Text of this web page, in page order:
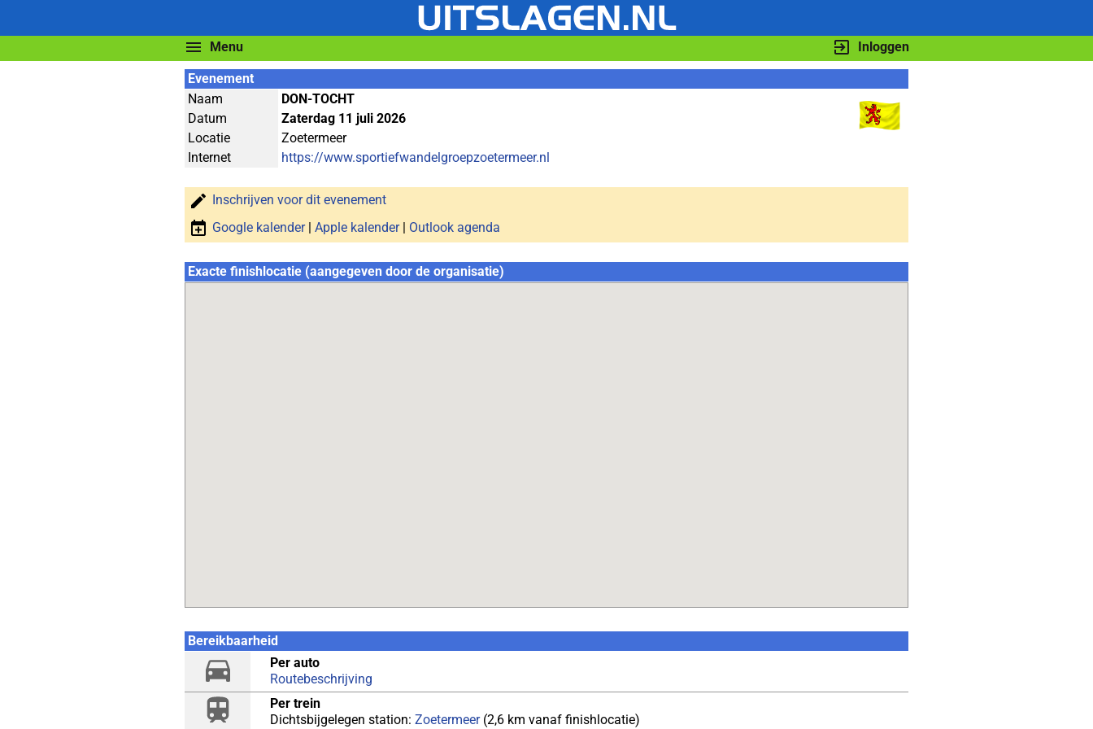
Menu Inloggen
Evenement
Naam
DON-TOCHT
Datum
Zaterdag 11 juli 2026
Locatie
Zoetermeer
Internet
https://www.sportiefwandelgroepzoetermeer.nl
Inschrijven voor dit evenement
Google kalender| Apple kalender| Outlook agenda
Exacte finishlocatie (aangegeven door de organisatie)
Bereikbaarheid
Per auto
Routebeschrijving
Per trein
Dichtsbijgelegen station: Zoetermeer(2,6 km vanaf finishlocatie)